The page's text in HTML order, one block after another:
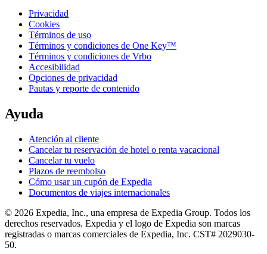
Privacidad
Cookies
Términos de uso
Términos y condiciones de One Key™
Términos y condiciones de Vrbo
Accesibilidad
Opciones de privacidad
Pautas y reporte de contenido
Ayuda
Atención al cliente
Cancelar tu reservación de hotel o renta vacacional
Cancelar tu vuelo
Plazos de reembolso
Cómo usar un cupón de Expedia
Documentos de viajes internacionales
© 2026 Expedia, Inc., una empresa de Expedia Group. Todos los
derechos reservados. Expedia y el logo de Expedia son marcas
registradas o marcas comerciales de Expedia, Inc. CST# 2029030-
50.